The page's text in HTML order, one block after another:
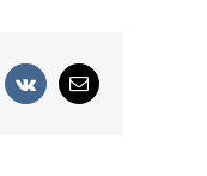
Vk
Correo
electrónico